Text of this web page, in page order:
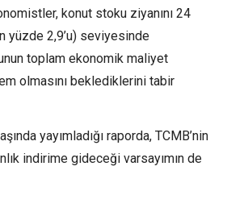
konut stoku ziyanını 24
yüzde 2,9’u) seviyesinde
toplam ekonomik maliyet
olmasını beklediklerini tabir
yayımladığı raporda, TCMB’nin
indirime gideceği varsayımın de